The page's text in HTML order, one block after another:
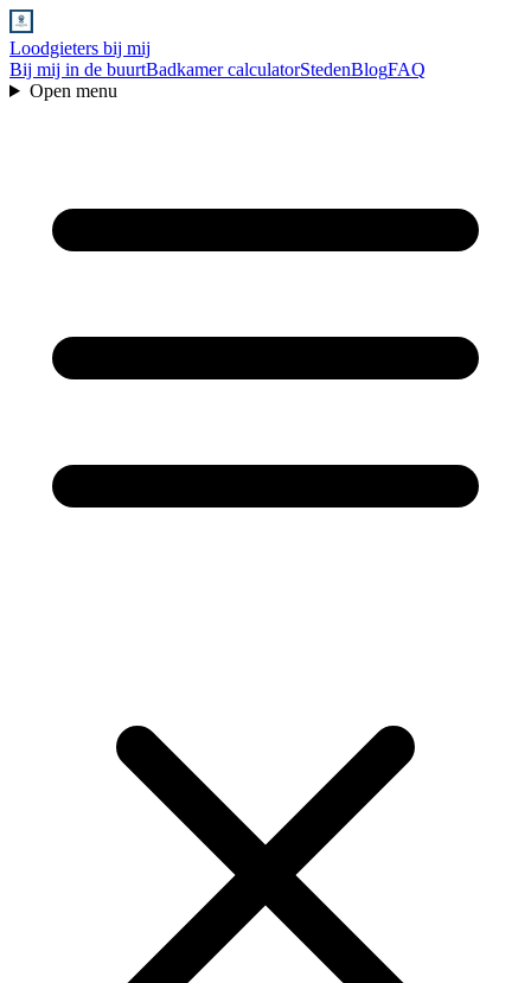
Loodgieters bij mij
Bij mij in de buurtBadkamer calculatorStedenBlogFAQ
Open menu